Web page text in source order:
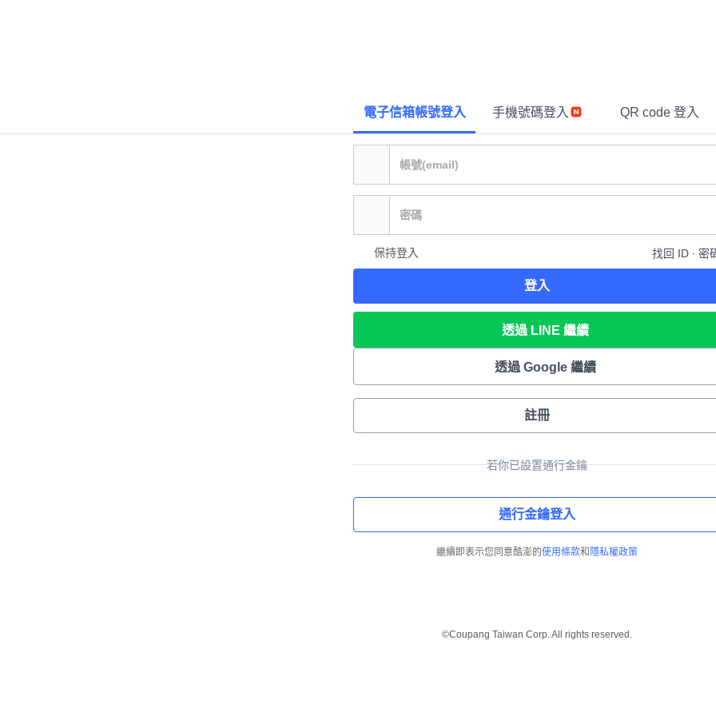
電子信箱帳號登入 手機號碼登入 QR code 登入
保持登入 找回 ID ∙ 密
登入
透過 LINE 繼續
透過 Google 繼續
註冊
若你已設置通行金鑰
通行金鑰登入
繼續即表示您同意酷澎的使用條款和 隱私權政策
©Coupang Taiwan Corp. All rights reserved.